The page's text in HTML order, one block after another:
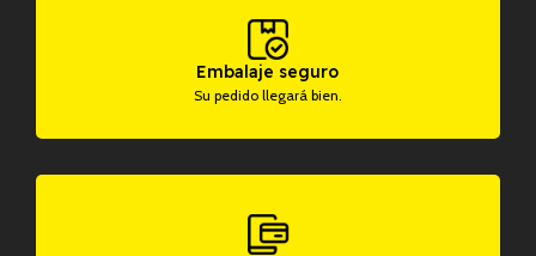
Embalaje seguro
Su pedido llegará bien.